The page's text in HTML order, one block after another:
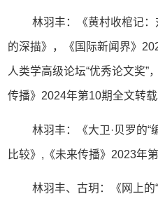
林羽丰：《黄村收棺记
的深描》，《国际新闻界》
人类学高级论坛“优秀论文奖”
传播》2024年第10期全文转载
林羽丰：《大卫·贝罗的
比较》,《未来传播》2023年第
林羽丰、古玥：《网上的